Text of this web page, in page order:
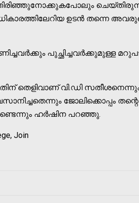
ഉടന്‍ തന്നെ
പുച്ഛിച്ചവര്‍ക്കുമുള്ള
തെളിവാണ് വി.ഡി
ജോലിക്കൊപ്പം
ഹര്‍ഷിന പറഞ്ഞു.
Join